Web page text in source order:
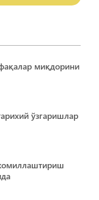
миқдорини
ўзгаришлар